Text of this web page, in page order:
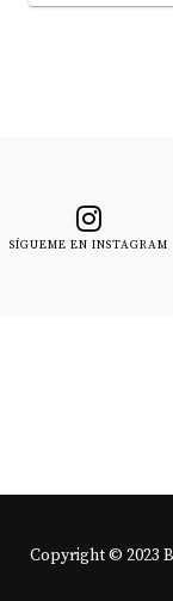
SÍGUEME EN INSTAGRAM
Copyright © 2023